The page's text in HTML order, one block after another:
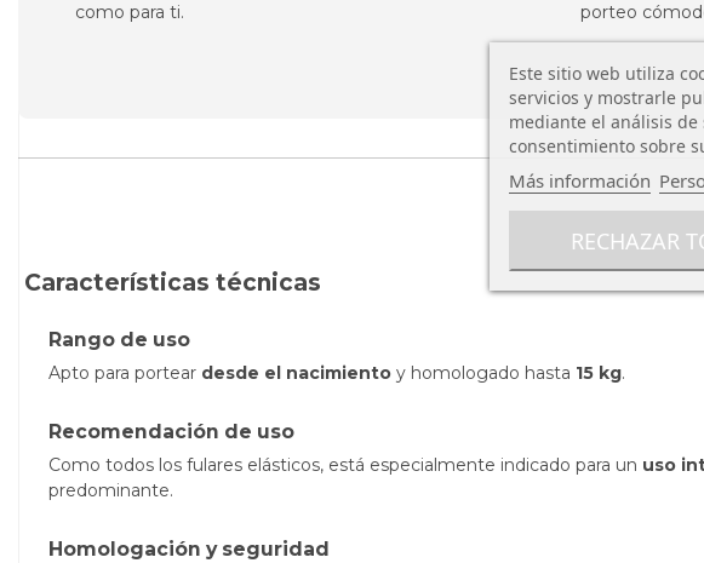
como para ti.
porteo
Características técnicas
Rango de uso
Apto para portear desde el nacimiento y homologado hasta 15 kg.
Recomendación de uso
Como todos los fulares elásticos, está especialmente indicado para un uso
predominante.
Homologación y seguridad
Este sitio web utiliza
servicios y mostrarle
mediante el análisis de
consentimiento sobre
Más información
RECHAZAR